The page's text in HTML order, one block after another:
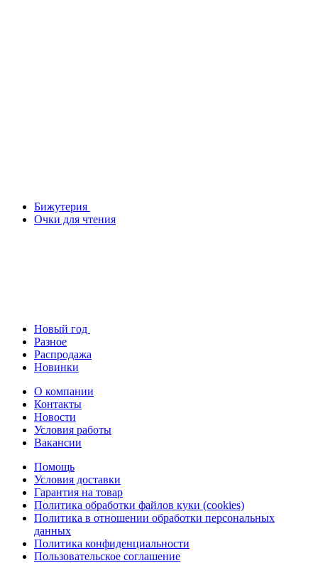
Бижутерия
Очки для чтения
Новый год
Разное
Распродажа
Новинки
О компании
Контакты
Новости
Условия работы
Вакансии
Помощь
Условия доставки
Гарантия на товар
Политика обработки файлов куки (cookies)
Политика в отношении обработки персональных
данных
Политика конфиденциальности
Пользовательское соглашение